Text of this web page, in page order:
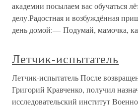
академии посылаем вас обучаться
делу.Радостная и возбуждённая
день домой:— Подумай, мамочка,
Летчик-испытатель
Летчик-испытатель После
Григорий Кравченко, получил
исследовательский институт